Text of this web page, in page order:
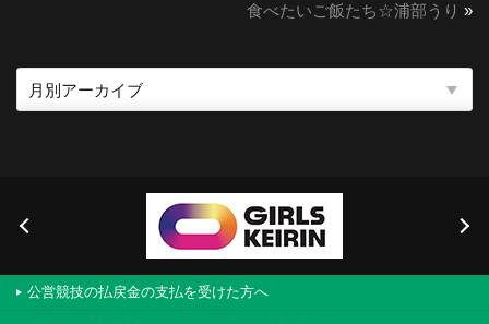
食べたいご飯たち☆浦部うり »
公営競技の払戻金の支払を受けた方へ